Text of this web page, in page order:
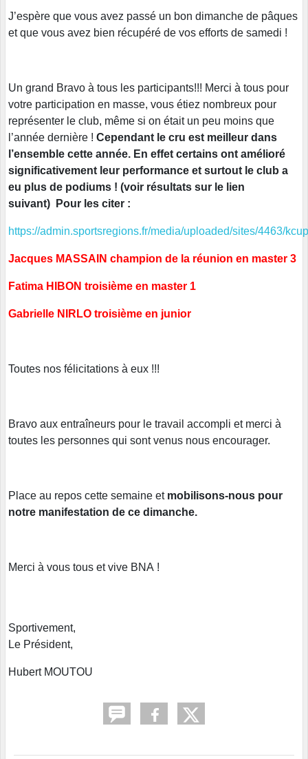
J’espère que vous avez passé un bon dimanche de pâques
et que vous avez bien récupéré de vos efforts de samedi !
Un grand Bravo à tous les participants!!! Merci à tous pour
votre participation en masse, vous étiez nombreux pour
représenter le club, même si on était un peu moins que
l’année dernière ! Cependant le cru est meilleur dans
l’ensemble cette année. En effet certains ont amélioré
significativement leur performance et surtout le club a
eu plus de podiums ! (voir résultats sur le lien
suivant) Pour les citer :
https://admin.sportsregions.fr/media/uploaded/sites/4463/
Jacques MASSAIN champion de la réunion en master 3
Fatima HIBON troisième en master 1
Gabrielle NIRLO troisième en junior
Toutes nos félicitations à eux !!!
Bravo aux entraîneurs pour le travail accompli et merci à
toutes les personnes qui sont venus nous encourager.
Place au repos cette semaine et mobilisons-nous pour
notre manifestation de ce dimanche.
Merci à vous tous et vive BNA !
Sportivement,
Le Président,
Hubert MOUTOU